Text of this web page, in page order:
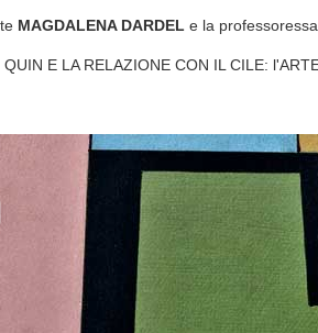
MAGDALENA DARDEL e la
E LA RELAZIONE CON IL CILE: